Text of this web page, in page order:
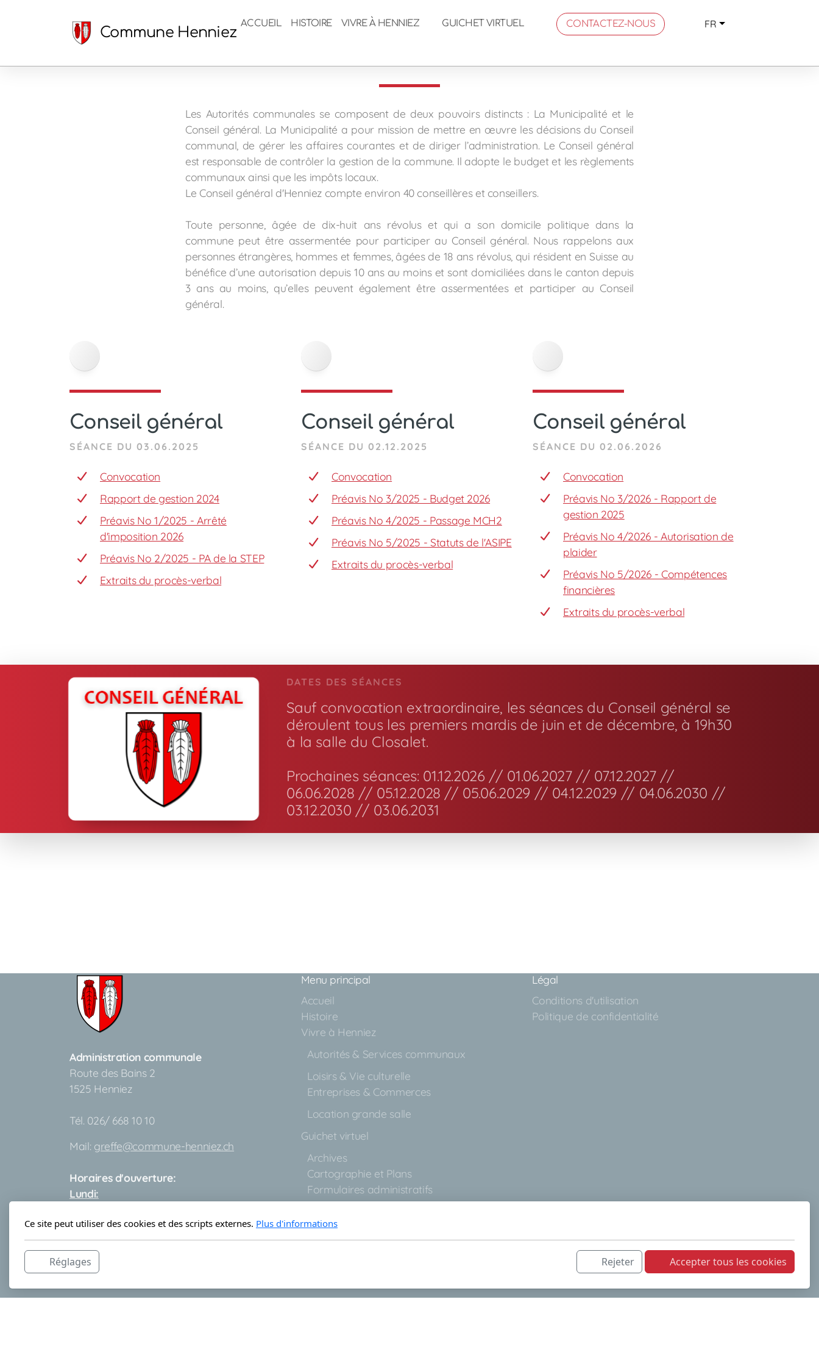
Commune Henniez
ACCUEIL HISTOIRE VIVRE À HENNIEZ GUICHET VIRTUEL CONTACTEZ-NOUS FR
Les Autorités communales se composent de deux pouvoirs distincts : La Municipalité et le
Conseil général. La Municipalité a pour mission de mettre en œuvre les décisions du Conseil
communal, de gérer les affaires courantes et de diriger l’administration. Le Conseil général
est responsable de contrôler la gestion de la commune. Il adopte le budget et les règlements
communaux ainsi que les impôts locaux.
Le Conseil général d'Henniez compte environ 40 conseillères et conseillers.
Toute personne, âgée de dix-huit ans révolus et qui a son domicile politique dans la
commune peut être assermentée pour participer au Conseil général. Nous rappelons aux
personnes étrangères, hommes et femmes, âgées de 18 ans révolus, qui résident en Suisse au
bénéfice d’une autorisation depuis 10 ans au moins et sont domiciliées dans le canton depuis
3 ans au moins, qu’elles peuvent également être assermentées et participer au Conseil
général.
Conseil général
SÉANCE DU 03.06.2025
Convocation
Rapport de gestion 2024
Préavis No 1/2025 - Arrêté
d'imposition 2026
Préavis No 2/2025 - PA de la STEP
Extraits du procès-verbal
Conseil général
SÉANCE DU 02.12.2025
Convocation
Préavis No 3/2025 - Budget 2026
Préavis No 4/2025 - Passage MCH2
Préavis No 5/2025 - Statuts de l'ASIPE
Extraits du procès-verbal
Conseil général
SÉANCE DU 02.06.2026
Convocation
Préavis No 3/2026 - Rapport de
gestion 2025
Préavis No 4/2026 - Autorisation de
plaider
Préavis No 5/2026 - Compétences
financières
Extraits du procès-verbal
DATES DES SÉANCES
Sauf convocation extraordinaire, les séances du Conseil général se
déroulent tous les premiers mardis de juin et de décembre, à 19h30
à la salle du Closalet.
Prochaines séances: 01.12.2026 // 01.06.2027 // 07.12.2027 //
06.06.2028 // 05.12.2028 // 05.06.2029 // 04.12.2029 // 04.06.2030 //
03.12.2030 // 03.06.2031
Administration communale
Route des Bains 2
1525 Henniez
Tél. 026/ 668 10 10
Mail: greffe@commune-henniez.ch
Horaires d'ouverture:
Lundi:
de 15h00 à 18h00
Mercredi:
de 9h00 à 11h00 et
Menu principal
Accueil
Histoire
Vivre à Henniez
Autorités & Services communaux
Loisirs & Vie culturelle
Entreprises & Commerces
Location grande salle
Guichet virtuel
Archives
Cartographie et Plans
Formulaires administratifs
Informations utiles
Pilier public
Règlements communaux
Légal
Conditions d'utilisation
Politique de confidentialité
Ce site peut utiliser des cookies et des scripts externes. Plus d'informations
Réglages Rejeter Accepter tous les cookies